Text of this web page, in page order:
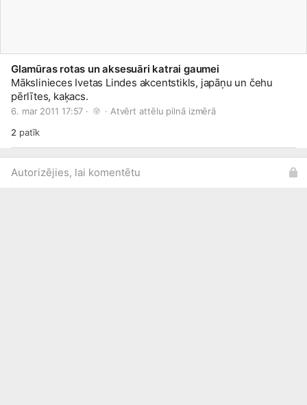
Glamūras rotas un aksesuāri katrai gaumei
Mākslinieces Ivetas Lindes akcentstikls, japāņu un čehu
pērlītes, kaķacs.
6. mar 2011 17:57 · · Atvērt attēlu pilnā izmērā
2 patīk
Autorizējies, lai komentētu